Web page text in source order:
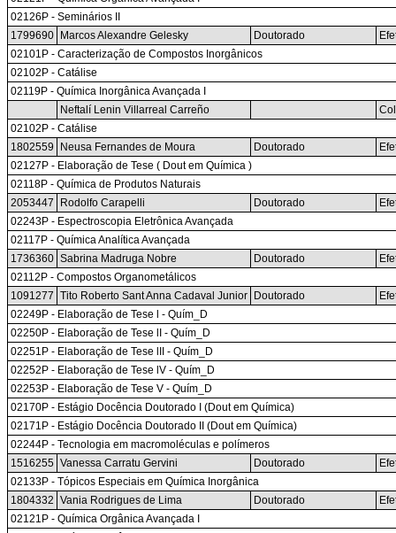
02126P - Seminários II
1799690
Marcos Alexandre Gelesky Doutorado
02101P - Caracterização de Compostos Inorgânicos
02102P - Catálise
02119P - Química Inorgânica Avançada I
Neftalí Lenin Villarreal Carreño
02102P - Catálise
1802559
Neusa Fernandes de Moura Doutorado
02127P - Elaboração de Tese ( Dout em Química )
02118P - Química de Produtos Naturais
2053447
Rodolfo Carapelli Doutorado
02243P - Espectroscopia Eletrônica Avançada
02117P - Química Analítica Avançada
1736360 Sabrina Madruga Nobre Doutorado
02112P - Compostos Organometálicos
1091277 Tito Roberto Sant Anna Cadaval Junior Doutorado
02249P - Elaboração de Tese l - Quím_D
02250P - Elaboração de Tese lI - Quím_D
02251P - Elaboração de Tese lII - Quím_D
02252P - Elaboração de Tese lV - Quím_D
02253P - Elaboração de Tese V - Quím_D
02170P - Estágio Docência Doutorado I (Dout em Química)
02171P - Estágio Docência Doutorado II (Dout em Química)
02244P - Tecnologia em macromoléculas e polímeros
1516255 Vanessa Carratu Gervini Doutorado
02133P - Tópicos Especiais em Química Inorgânica
1804332 Vania Rodrigues de Lima Doutorado
02121P - Química Orgânica Avançada I